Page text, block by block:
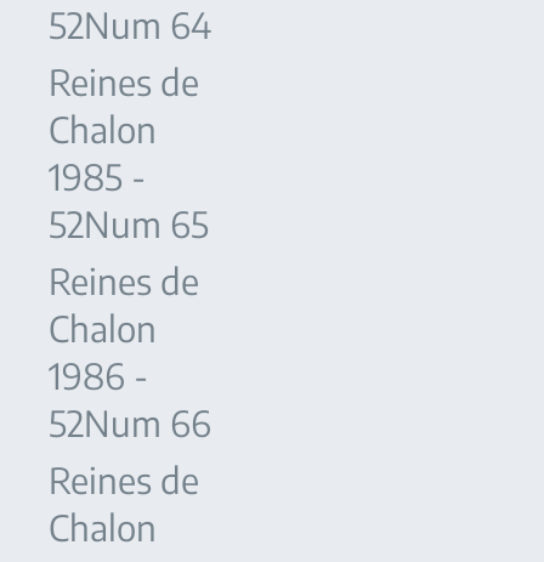
52Num 64
Reines de
Chalon
1985 -
52Num 65
Reines de
Chalon
1986 -
52Num 66
Reines de
Chalon